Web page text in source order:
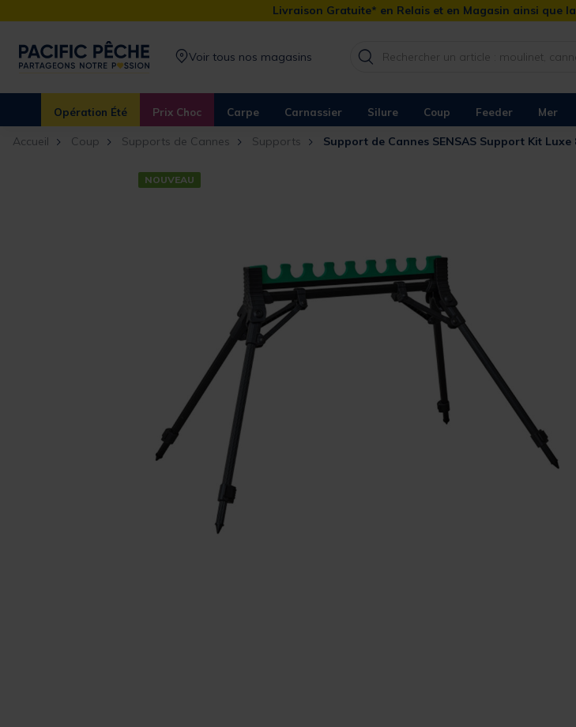
Livraison Gratuite* en Relais et en Magasin ainsi que
Voir tous nos magasins
Opération Été Prix Choc Carpe Carnassier Silure Coup Feeder Mer
Accueil Coup Supports de Cannes Supports Support de Cannes SENSAS Support Kit Luxe
NOUVEAU